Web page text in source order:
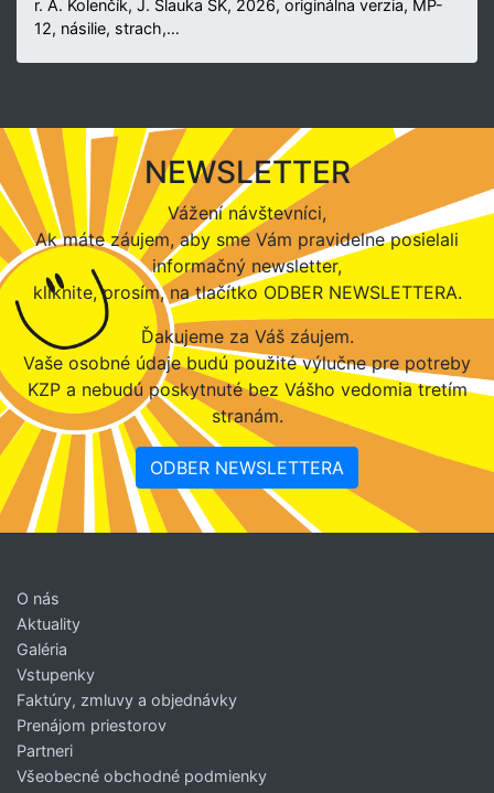
r. A. Kolenčík, J. Šlauka SK, 2026, originálna verzia, MP-
12, násilie, strach,…
NEWSLETTER
Vážení návštevníci,
Ak máte záujem, aby sme Vám pravidelne posielali
informačný newsletter,
kliknite, prosím, na tlačítko ODBER NEWSLETTERA.
Ďakujeme za Váš záujem.
Vaše osobné údaje budú použité výlučne pre potreby
KZP a nebudú poskytnuté bez Vášho vedomia tretím
stranám.
ODBER NEWSLETTERA
O nás
Aktuality
Galéria
Vstupenky
Faktúry, zmluvy a objednávky
Prenájom priestorov
Partneri
Všeobecné obchodné podmienky